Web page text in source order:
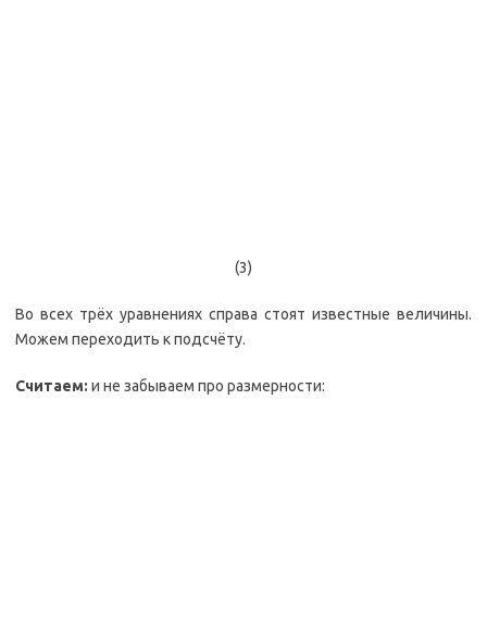
(3)
Во всех трёх уравнениях справа стоят известные величины.
Можем переходить к подсчёту.
Считаем: и не забываем про размерности: